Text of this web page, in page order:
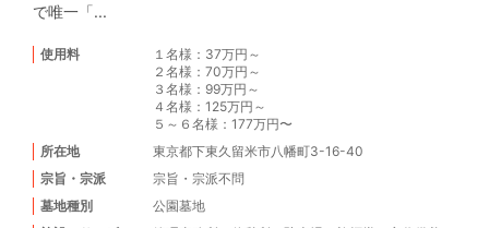
で唯一「...
使用料
１名様：37万円～
２名様：70万円～
３名様：99万円～
４名様：125万円～
５～６名様：177万円〜
所在地
東京都下東久留米市八幡町3-16-40
宗旨・宗派
宗旨・宗派不問
墓地種別
公園墓地